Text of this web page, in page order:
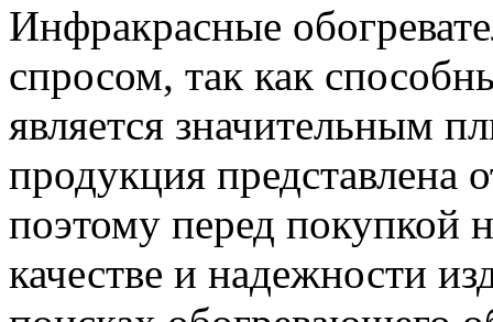
Инфракрасные
спросом, так как
является значительным
продукция представлена
поэтому перед покупкой
качестве и надежности